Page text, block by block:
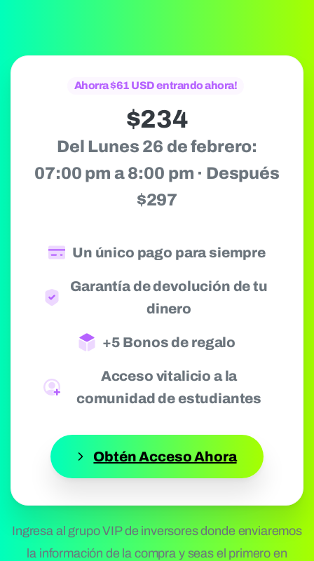
Ahorra $61 USD entrando ahora!
$234
Del Lunes 26 de febrero:
07:00 pm a 8:00 pm · Después
$297
Un único pago para siempre
Garantía de devolución de tu
dinero
+5 Bonos de regalo
Acceso vitalicio a la
comunidad de estudiantes
Obtén Acceso Ahora
Ingresa al grupo VIP de inversores donde enviaremos
la información de la compra y seas el primero en